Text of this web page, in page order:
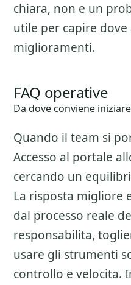
chiara, non e un
utile per capire
miglioramenti.
FAQ operative
Da dove conviene
Quando il team si
Accesso al portale
cercando un
La risposta migliore
dal processo reale
responsabilita,
usare gli strumenti
controllo e velocita.